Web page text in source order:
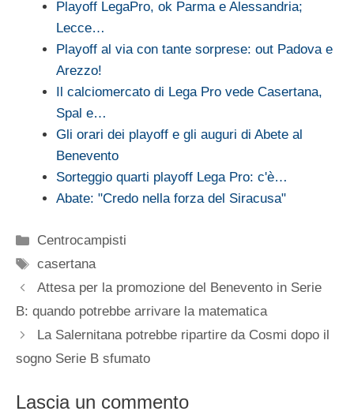
Playoff LegaPro, ok Parma e Alessandria;
Lecce…
Playoff al via con tante sorprese: out Padova e
Arezzo!
Il calciomercato di Lega Pro vede Casertana,
Spal e…
Gli orari dei playoff e gli auguri di Abete al
Benevento
Sorteggio quarti playoff Lega Pro: c'è…
Abate: "Credo nella forza del Siracusa"
Categorie
Centrocampisti
Tag
casertana
Attesa per la promozione del Benevento in Serie
B: quando potrebbe arrivare la matematica
La Salernitana potrebbe ripartire da Cosmi dopo il
sogno Serie B sfumato
Lascia un commento